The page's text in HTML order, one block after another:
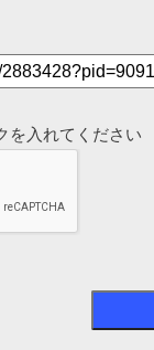
を入れてください